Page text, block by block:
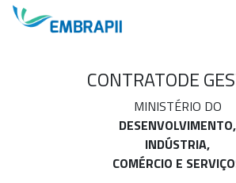
CONTRATODE
MINISTÉRIO DO
DESENVOLVIMENTO,
INDÚSTRIA,
COMÉRCIO E